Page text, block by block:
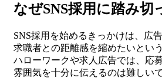
なぜSNS採用に踏み切
SNS採用を始めるきっかけは、広告
求職者との距離感を縮めたいとい
ハローワークや求人広告では、応
雰囲気を十分に伝えるのは難しい